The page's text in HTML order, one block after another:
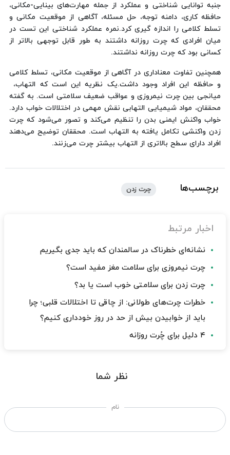
جنبه توانایی شناختی و عملکرد از جمله مهارت‌های بینایی-مکانی،
حافظه کاری، دامنه توجه، حل مسئله، آگاهی از موقعیت مکانی و
تسلط کلامی را اندازه گیری کرد.نمره عملکرد شناختی این تست در
میان افرادی که چرت روزانه داشتند به طور قابل توجهی بالاتر از
کسانی بود که چرت روزانه نداشتند.
همچنین تفاوت معناداری در آگاهی از موقعیت مکانی، تسلط کلامی
و حافظه این افراد وجود داشت.یک نظریه این است که التهاب،
میانجی بین چرت نیمروزی و عواقب ضعیف سلامتی است. به گفته
محققان، مواد شیمیایی التهابی نقش مهمی در اختلالات خواب دارد.
خواب واکنش ایمنی بدن را تنظیم می‌کند و تصور می‌شود که چرت
زدن واکنشی تکامل یافته به التهاب است. محققان توضیح می‌دهند
افراد دارای سطح بالاتری از التهاب بیشتر چرت می‌زنند.
برچسب‌ها چرت زدن
اخبار مرتبط
نشانه‌ای خطرناک در سالمندان که باید جدی بگیریم
چرت نیمروزی برای سلامت مغز مفید است؟
چرت زدن برای سلامتی خوب است یا بد؟
خطرات چرت‌های طولانی: از چاقی تا اختلالات قلبی؛ چرا
باید از خوابیدن بیش از حد در روز خودداری کنیم؟
۴ دلیل برای چُرت روزانه
نظر شما
نام